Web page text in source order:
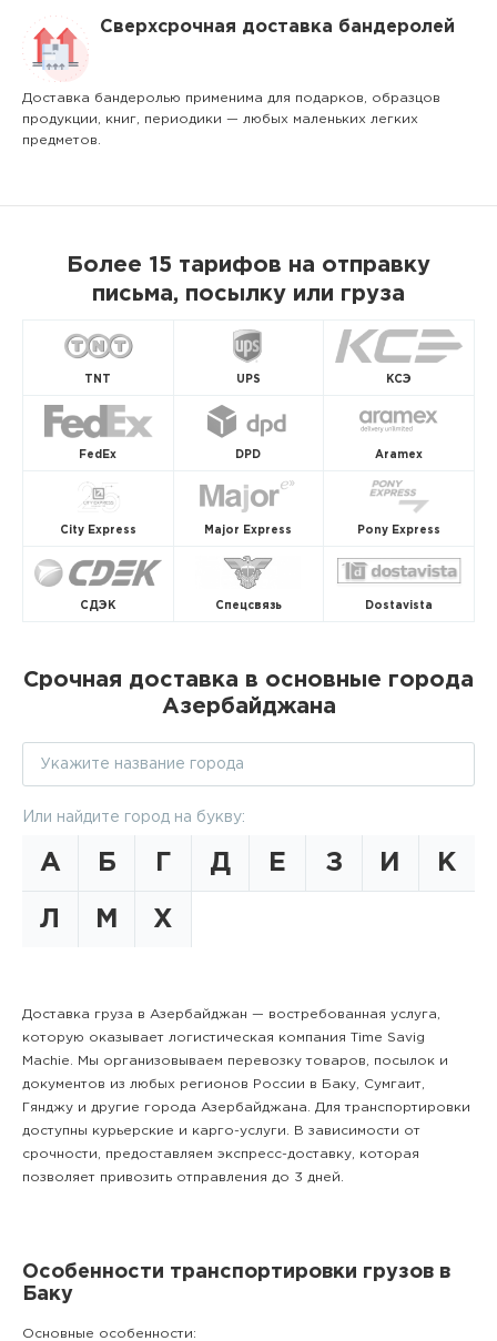
Сверхсрочная доставка бандеролей
Доставка бандеролью применима для подарков, образцов
продукции, книг, периодики — любых маленьких легких
предметов.
Более 15 тарифов на отправку
письма, посылку или груза
TNT UPS КСЭ
FedEx DPD Aramex
City Express Major Express Pony Express
СДЭК Спецсвязь Dostavista
Срочная доставка в основные города
Азербайджана
Или найдите город на букву:
А Б Г Д Е З И К
Л М Х
Доставка груза в Азербайджан — востребованная услуга,
которую оказывает логистическая компания Time Savig
Machie. Мы организовываем перевозку товаров, посылок и
документов из любых регионов России в Баку, Сумгаит,
Гянджу и другие города Азербайджана. Для транспортировки
доступны курьерские и карго-услуги. В зависимости от
срочности, предоставляем экспресс-доставку, которая
позволяет привозить отправления до 3 дней.
Особенности транспортировки грузов в
Баку
Основные особенности: